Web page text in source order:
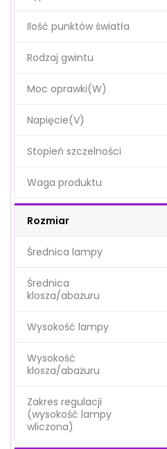
Ilość punktów światła
Rodzaj gwintu
Moc oprawki(W)
Napięcie(V)
Stopień szczelności
Waga produktu
Rozmiar
Średnica lampy
Średnica
klosza/abażuru
Wysokość lampy
Wysokość
klosza/abażuru
Zakres regulacji
(wysokość lampy
wliczona)